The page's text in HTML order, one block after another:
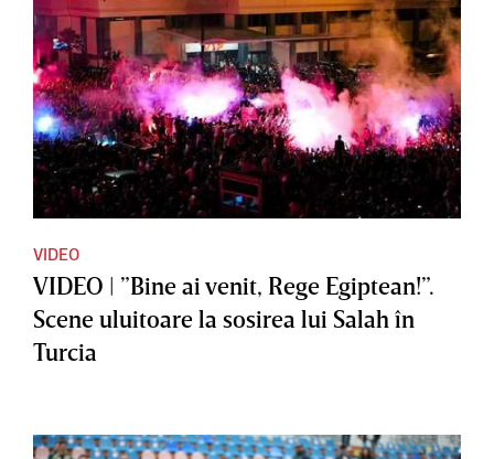
VIDEO
VIDEO | ”Bine ai venit, Rege Egiptean!”.
Scene uluitoare la sosirea lui Salah în
Turcia